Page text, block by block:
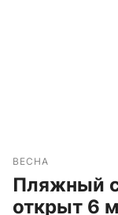
ВЕСНА
Пляжный
открыт 6